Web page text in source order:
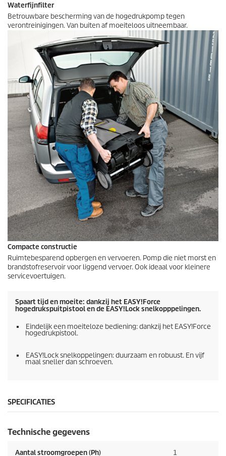
Waterfijnfilter
Betrouwbare bescherming van de hogedrukpomp tegen
verontreinigingen. Van buiten af moeiteloos uitneembaar.
Compacte constructie
Ruimtebesparend opbergen en vervoeren. Pomp die niet morst en
brandstofreservoir voor liggend vervoer. Ook ideaal voor kleinere
servicevoertuigen.
Spaart tijd en moeite: dankzij het EASY!Force
hogedrukspuitpistool en de EASY!Locksnelkopppelingen.
Eindelijk een moeiteloze bediening: dankzij het EASY!Force
hogedrukpistool.
EASY!Locksnelkoppelingen: duurzaam en robuust. En vijf
maal sneller dan schroeven.
SPECIFICATIES
Technische gegevens
Aantal stroomgroepen (Ph) 1